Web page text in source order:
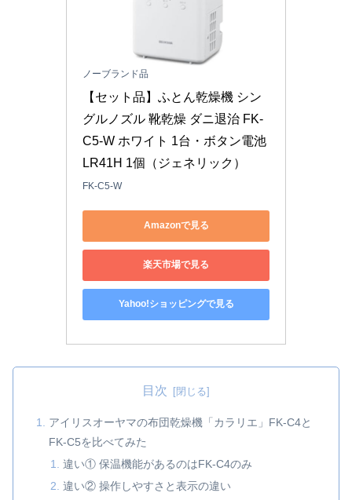
ノーブランド品
【セット品】ふとん乾燥機 シン
グルノズル 靴乾燥 ダニ退治 FK-
C5-W ホワイト 1台・ボタン電池
LR41H 1個（ジェネリック）
FK-C5-W
Amazonで見る
楽天市場で見る
Yahoo!ショッピングで見る
目次
アイリスオーヤマの布団乾燥機「カラリエ」FK‑C4と
FK‑C5を比べてみた
違い① 保温機能があるのはFK‑C4のみ
違い② 操作しやすさと表示の違い